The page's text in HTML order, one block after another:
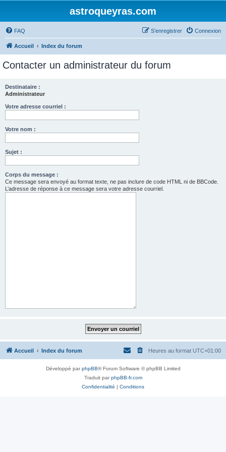
astroqueyras.com
FAQ Connexion
S’enregistrer
Accueil Index du forum
Contacter un administrateur du forum
Destinataire :
Administrateur
Votre adresse courriel :
Votre nom :
Sujet :
Corps du message :
Ce message sera envoyé au format texte, ne pas inclure de code HTML ni de BBCode.
L’adresse de réponse à ce message sera votre adresse courriel.
Accueil Index du forum Heures au format UTC+01:00
Développé parphpBB® Forum Software © phpBB Limited
Traduit parphpBB-fr.com
Confidentialité | Conditions